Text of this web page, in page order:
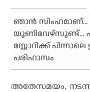
ഞാന്‍ സിംഹമാണ്…
യൂണിവേഴ്‌സുണ്ട്…
സ്റ്റോറിക്ക്
പരിഹാസം
അതേസമയം,